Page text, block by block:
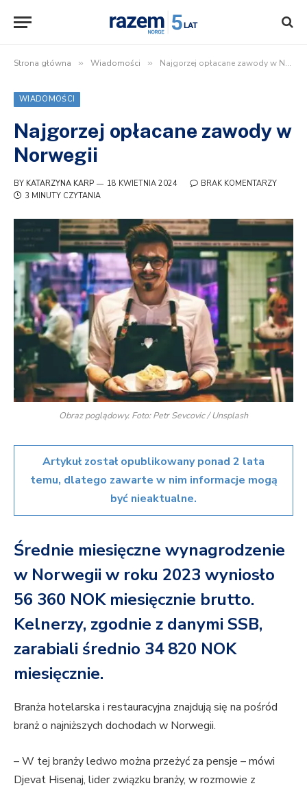
Strona główna » Wiadomości » Najgorzej opłacane zawody w Norwegii
WIADOMOŚCI
Najgorzej opłacane zawody w
Norwegii
BY KATARZYNA KARP 18 KWIETNIA 2024
BRAK KOMENTARZY
3 MINUTY CZYTANIA
Obraz poglądowy. Foto: Petr Sevcovic / Unsplash
Artykuł został opublikowany ponad 2 lata
temu, dlatego zawarte w nim informacje mogą
być nieaktualne.
Średnie miesięczne wynagrodzenie
w Norwegii w roku 2023 wyniosło
56 360 NOK miesięcznie brutto.
Kelnerzy, zgodnie z danymi SSB,
zarabiali średnio 34 820 NOK
miesięcznie.
Branża hotelarska i restauracyjna znajdują się na pośród
branż o najniższych dochodach w Norwegii.
– W tej branży ledwo można przeżyć za pensje – mówi
Djevat Hisenaj, lider związku branży, w rozmowie z